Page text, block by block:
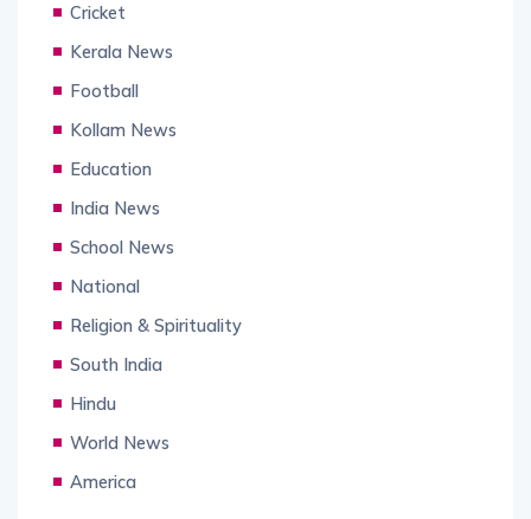
Cricket
Kerala News
Football
Kollam News
Education
India News
School News
National
Religion & Spirituality
South India
Hindu
World News
America